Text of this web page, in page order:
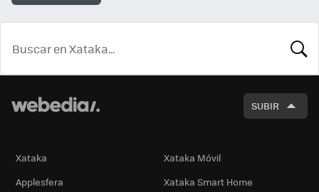
SUBIR
Xataka
Xataka Móvil
Applesfera
Xataka Smart Home